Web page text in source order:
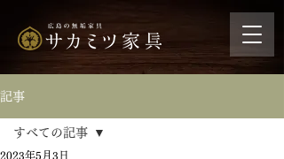
記事
すべての記事
2023年5月3日